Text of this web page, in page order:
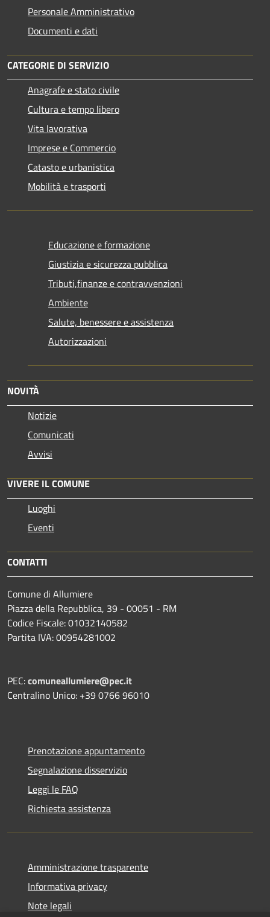
Personale Amministrativo
Documenti e dati
CATEGORIE DI SERVIZIO
Anagrafe e stato civile
Cultura e tempo libero
Vita lavorativa
Imprese e Commercio
Catasto e urbanistica
Mobilità e trasporti
Educazione e formazione
Giustizia e sicurezza pubblica
Tributi,finanze e contravvenzioni
Ambiente
Salute, benessere e assistenza
Autorizzazioni
NOVITÀ
Notizie
Comunicati
Avvisi
VIVERE IL COMUNE
Luoghi
Eventi
CONTATTI
Comune di Allumiere
Piazza della Repubblica, 39 - 00051 - RM
Codice Fiscale: 01032140582
Partita IVA: 00954281002
PEC:comuneallumiere@pec.it
Centralino Unico: +39 0766 96010
Prenotazione appuntamento
Segnalazione disservizio
Leggi le FAQ
Richiesta assistenza
Amministrazione trasparente
Informativa privacy
Note legali